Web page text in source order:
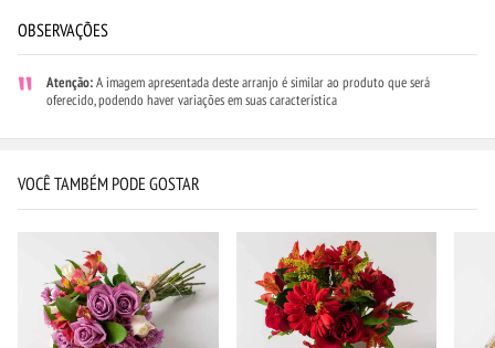
OBSERVAÇÕES
Atenção:A imagem apresentada deste arranjo é similar ao produto que será
oferecido, podendo haver variações em suas característica
VOCÊ TAMBÉM PODE GOSTAR